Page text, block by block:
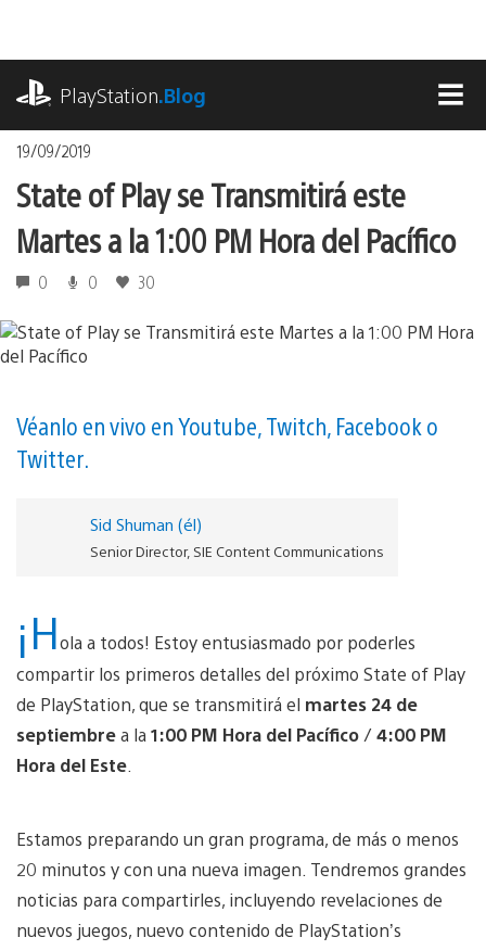
contenido
PlayStation.Blog
19/09/2019
State of Play se Transmitirá este
Martes a la 1:00 PM Hora del Pacífico
0 0 30
Véanlo en vivo en Youtube, Twitch, Facebook o
Twitter.
Sid Shuman (él)
Senior Director, SIE Content Communications
¡Hola a todos! Estoy entusiasmado por poderles
compartir los primeros detalles del próximo State of Play
de PlayStation, que se transmitirá el martes 24 de
septiembrea la 1:00 PM Hora del Pacífico /4:00 PM
Hora del Este
Estamos preparando un gran programa, de más o menos
20 minutos y con una nueva imagen. Tendremos grandes
noticias para compartirles, incluyendo revelaciones de
nuevos juegos, nuevo contenido de PlayStation’s